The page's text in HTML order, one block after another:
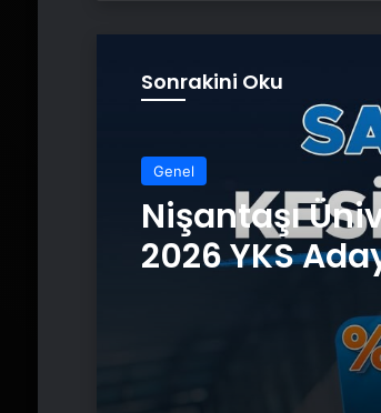
Sonrakini Oku
Genel
Nişantaşı
2026 YKS
Güvence:
Kesintisiz